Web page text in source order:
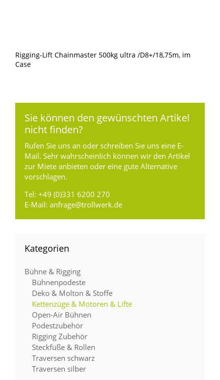
Rigging-Lift Chainmaster 500kg ultra /D8+/18,75m, im
Case
Sie können den gewünschten Artikel
nicht finden?
Rufen Sie uns an oder schreiben Sie uns eine E-
Mail. Sehr wahrscheinlich können wir den Artikel
zur Miete anbieten oder eine gute Alternative
vorschlagen.
Tel:+49 (0)331 6200 270
E-Mail:anfrage@trollwerk.de
Kategorien
Bühne & Rigging
Bühnenpodeste
Deko & Molton & Stoffe
Kettenzüge & Motoren & Lifte
Open-Air Bühnen
Podestzubehör
Rigging Zubehör
Steckfüße & Rollen
Traversen schwarz
Traversen silber